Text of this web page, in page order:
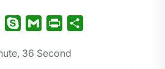
W
a
y
a
i
36 Second